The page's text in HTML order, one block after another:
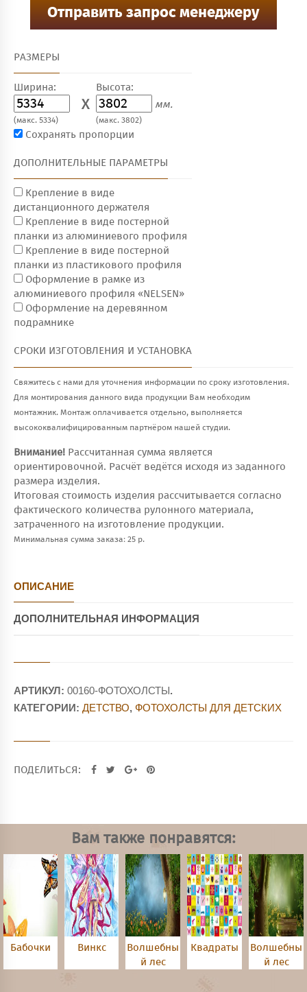
РАЗМЕРЫ
Ширина:
X
(макс. 5334)
Высота:
мм.
(макс. 3802)
Сохранять пропорции
ДОПОЛНИТЕЛЬНЫЕ ПАРАМЕТРЫ
Крепление в виде
дистанционного держателя
Крепление в виде постерной
планки из алюминиевого профиля
Крепление в виде постерной
планки из пластикового профиля
Оформление в рамке из
алюминиевого профиля «NELSEN»
Оформление на деревянном
подрамнике
СРОКИ ИЗГОТОВЛЕНИЯ И УСТАНОВКА
Свяжитесь с нами для уточнения информации по сроку изготовления.
Для монтирования данного вида продукции Вам необходим
монтажник. Монтаж оплачивается отдельно, выполняется
высококвалифицированным партнёром нашей студии.
Внимание! Рассчитанная сумма является
ориентировочной. Расчёт ведётся исходя из заданного
размера изделия.
Итоговая стоимость изделия рассчитывается согласно
фактического количества рулонного материала,
затраченного на изготовление продукции.
Минимальная сумма заказа: 25 р.
ОПИСАНИЕ
ДОПОЛНИТЕЛЬНАЯ ИНФОРМАЦИЯ
АРТИКУЛ: 00160-ФОТОХОЛСТЫ.
КАТЕГОРИИ: ДЕТСТВО, ФОТОХОЛСТЫ ДЛЯ ДЕТСКИХ
ПОДЕЛИТЬСЯ:
Вам также понравятся:
Бабочки Винкс
Волшебны
й лес
Квадраты
Волшебны
й лес